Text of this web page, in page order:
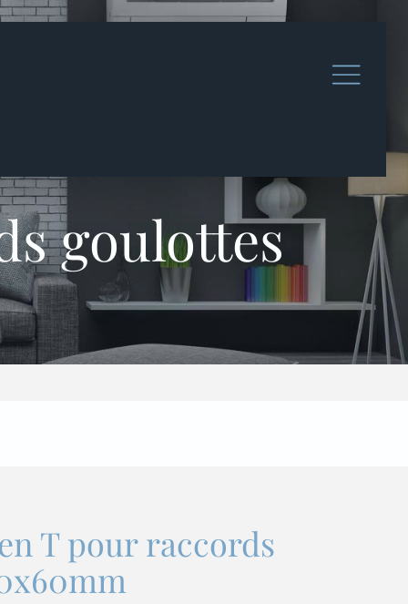
goulottes
T pour raccords